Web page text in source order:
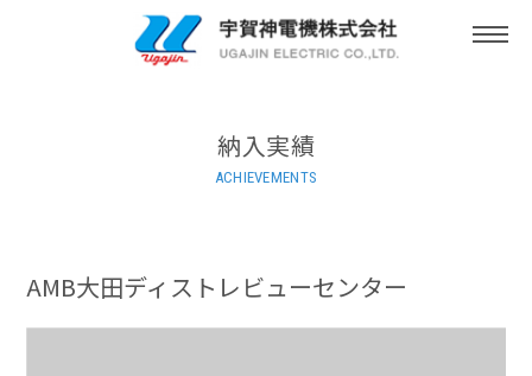
納入実績
ACHIEVEMENTS
AMB大田ディストレビューセンター